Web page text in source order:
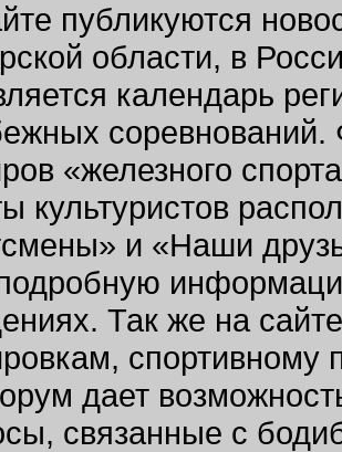
публикуются
области, в
календарь
соревнований.
«железного
культуристов
и «Наши
Так же на
спортивному
дает
связанные с